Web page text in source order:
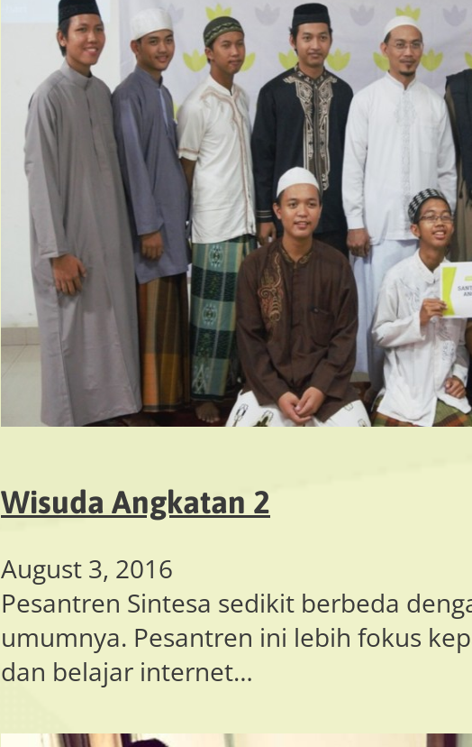
Wisuda Angkatan 2
August 3, 2016
Pesantren Sintesa sedikit berbeda
umumnya. Pesantren ini lebih fokus
dan belajar internet…